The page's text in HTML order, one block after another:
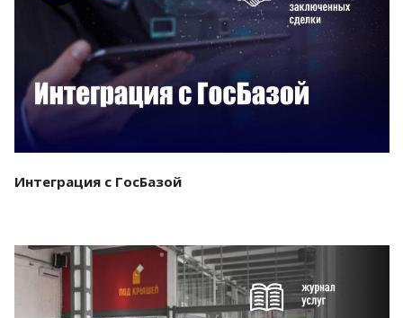
Смотреть проект
Интеграция с ГосБазой